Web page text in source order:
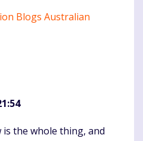
Blogs Australian
is the whole thing, and